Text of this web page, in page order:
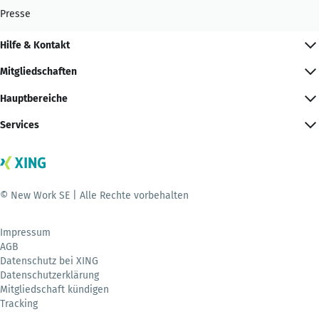
Presse
Hilfe & Kontakt
Mitgliedschaften
Hauptbereiche
Services
© New Work SE | Alle Rechte vorbehalten
Impressum
AGB
Datenschutz bei XING
Datenschutzerklärung
Mitgliedschaft kündigen
Tracking